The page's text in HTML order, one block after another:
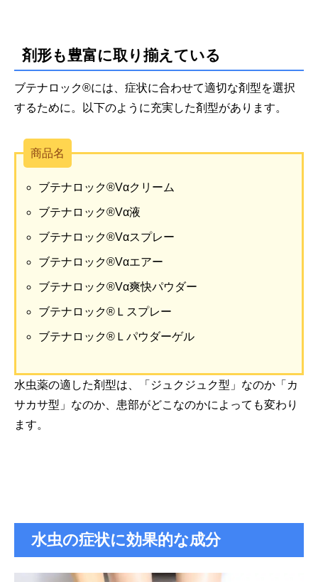
剤形も豊富に取り揃えている
ブテナロック®には、症状に合わせて適切な剤型を選択
するために。以下のように充実した剤型があります。
商品名
ブテナロック®Vαクリーム
ブテナロック®Vα液
ブテナロック®Vαスプレー
ブテナロック®Vαエアー
ブテナロック®Vα爽快パウダー
ブテナロック®Ｌスプレー
ブテナロック®Ｌパウダーゲル
水虫薬の適した剤型は、「ジュクジュク型」なのか「カ
サカサ型」なのか、患部がどこなのかによっても変わり
ます。
水虫の症状に効果的な成分